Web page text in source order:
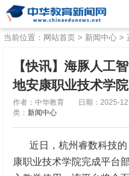
当前位置： 网站首页 > 新闻中心 >
【快讯】海豚人工
地安康职业技术学院
作者：中华教育 日期：2025-
类： 新闻中心
近日，杭州睿数科技的
康职业技术学院完成平台